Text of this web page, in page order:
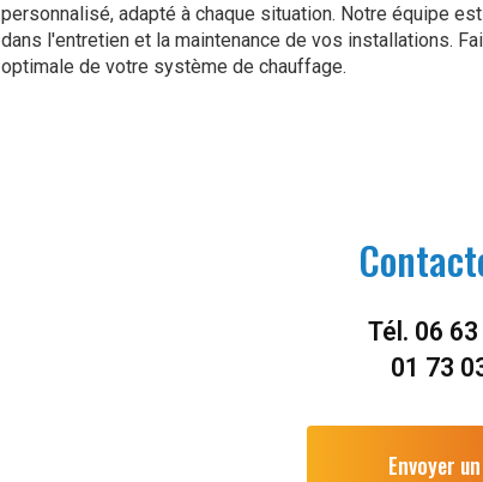
personnalisé, adapté à chaque situation. Notre équipe
dans l'entretien et la maintenance de vos installations.
optimale de votre système de chauffage.
Tél. 06
01 73
Envoyer